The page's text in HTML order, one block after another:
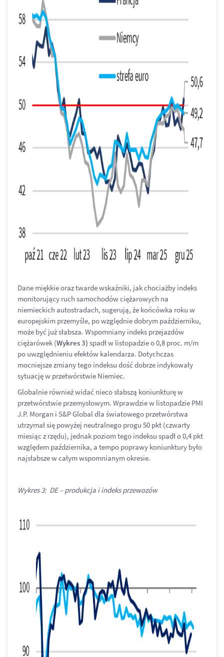
Dane miękkie oraz twarde wskaźniki, jak chociażby indeks
monitorujący ruch samochodów ciężarowych na
niemieckich autostradach, sugerują, że końcówka roku w
europejskim przemyśle, po względnie dobrym październiku,
może być już słabsza. Wspomniany indeks przejazdów
ciężarówek (Wykres 3) spadł w listopadzie o 0,8 proc. m/m
po uwzględnieniu efektów kalendarza. Dotychczas
mocniejsze zmiany tego indeksu dość dobrze indykowały
sytuację w przetwórstwie Niemiec.
Globalnie również widać nieco słabszą koniunkturę w
przetwórstwie przemysłowym. Wprawdzie w listopadzie PMI
J.P. Morgan i S&P Global dla światowego przetwórstwa
utrzymał się powyżej neutralnego progu 50 pkt (czwarty
miesiąc z rzędu), jednak poziom tego indeksu spadł o 0,4 pkt
względem października, a tempo poprawy koniunktury było
najsłabsze w całym wspomnianym okresie.
Wykres 3: DE – produkcja i indeks przewozów